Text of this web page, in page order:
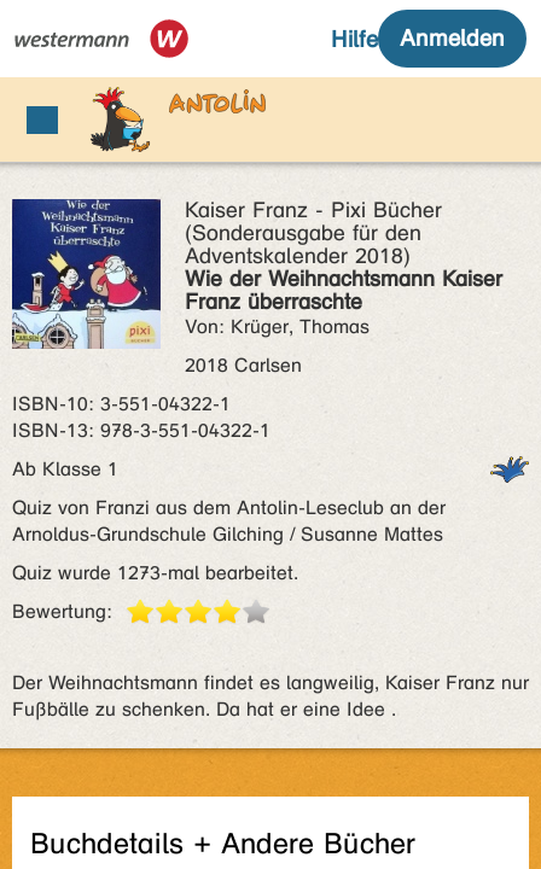
Kaiser Franz - Pixi Bücher
(Sonderausgabe für den
Adventskalender 2018)
Wie der Weihnachtsmann Kaiser
Franz überraschte
Von: Krüger, Thomas
2018 Carlsen
ISBN‑10: 3-551-04322-1
ISBN‑13: 978-3-551-04322-1
Ab Klasse 1
Quiz von Franzi aus dem Antolin-Leseclub an der
Arnoldus-Grundschule Gilching / Susanne Mattes
Quiz wurde 1273-mal bearbeitet.
Bewertung:
Der Weihnachtsmann findet es langweilig, Kaiser Franz nur
Fußbälle zu schenken. Da hat er eine Idee .
Buchdetails + Andere Bücher